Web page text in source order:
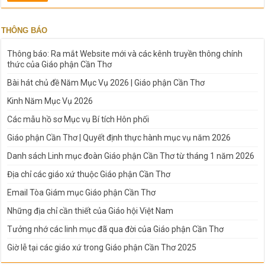
THÔNG BÁO
Thông báo: Ra mắt Website mới và các kênh truyền thông chính
thức của Giáo phận Cần Thơ
Bài hát chủ đề Năm Mục Vụ 2026 | Giáo phận Cần Thơ
Kinh Năm Mục Vụ 2026
Các mẫu hồ sơ Mục vụ Bí tích Hôn phối
Giáo phận Cần Thơ | Quyết định thực hành mục vụ năm 2026
Danh sách Linh mục đoàn Giáo phận Cần Thơ từ tháng 1 năm 2026
Địa chỉ các giáo xứ thuộc Giáo phận Cần Thơ
Email Tòa Giám mục Giáo phận Cần Thơ
Những địa chỉ cần thiết của Giáo hội Việt Nam
Tưởng nhớ các linh mục đã qua đời của Giáo phận Cần Thơ
Giờ lễ tại các giáo xứ trong Giáo phận Cần Thơ 2025